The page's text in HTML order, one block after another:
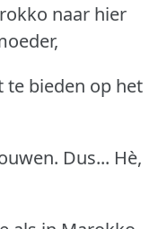
naar hier
te bieden op het
Dus... Hè,